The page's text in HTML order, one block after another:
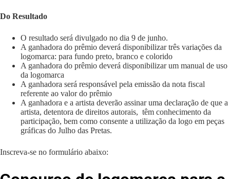
Do Resultado
O resultado será divulgado no dia 9 de junho.
A ganhadora do prêmio deverá disponibilizar três variações da
logomarca: para fundo preto, branco e colorido
A ganhadora do prêmio deverá disponibilizar um manual de uso
da logomarca
A ganhadora será responsável pela emissão da nota fiscal
referente ao valor do prêmio
A ganhadora e a artista deverão assinar uma declaração de que a
artista, detentora de direitos autorais, têm conhecimento da
participação, bem como consente a utilização da logo em peças
gráficas do Julho das Pretas.
Inscreva-se no formulário abaixo: